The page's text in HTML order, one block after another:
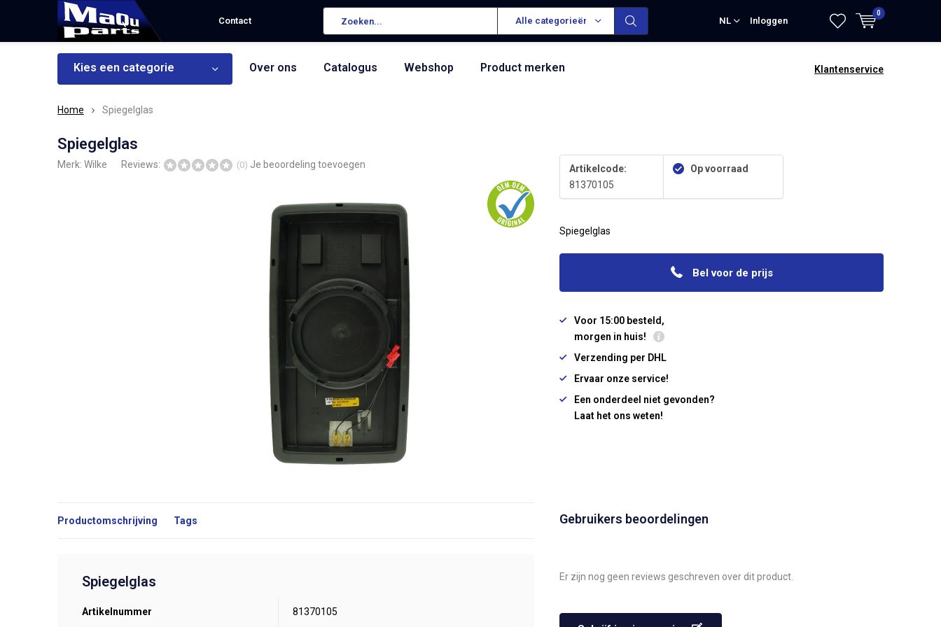
Contact Alle categorieën NL Inloggen
0
Kies een categorie Over ons Catalogus Webshop Product merken Klantenservice
Home Spiegelglas
Spiegelglas
Merk: Wilke Reviews: (0) Je beoordeling toevoegen
Artikelcode:
81370105
Op voorraad
Spiegelglas
Bel voor de prijs
Voor 15:00 besteld,
morgen in huis!
Verzending per DHL
Ervaar onze service!
Een onderdeel niet gevonden?
Laat het ons weten!
Productomschrijving Tags
Spiegelglas
Artikelnummer 81370105
Gebruikers beoordelingen
Er zijn nog geen reviews geschreven over dit product.